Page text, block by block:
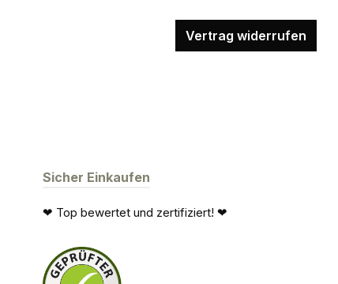
Vertrag widerrufen
Sicher Einkaufen
❤ Top bewertet und zertifiziert! ❤